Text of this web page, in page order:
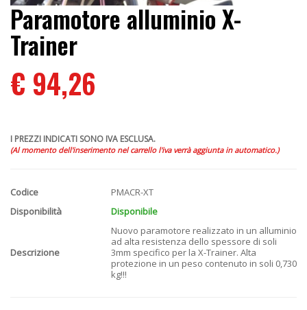
Paramotore alluminio X-
Trainer
€ 94,26
I PREZZI INDICATI SONO IVA ESCLUSA.
(Al momento dell'inserimento nel carrello l'iva verrà aggiunta in automatico.)
Codice
PMACR-XT
Disponibilità
Disponibile
Descrizione
Nuovo paramotore realizzato in un alluminio
ad alta resistenza dello spessore di soli
3mm specifico per la X-Trainer. Alta
protezione in un peso contenuto in soli 0,730
kg!!!